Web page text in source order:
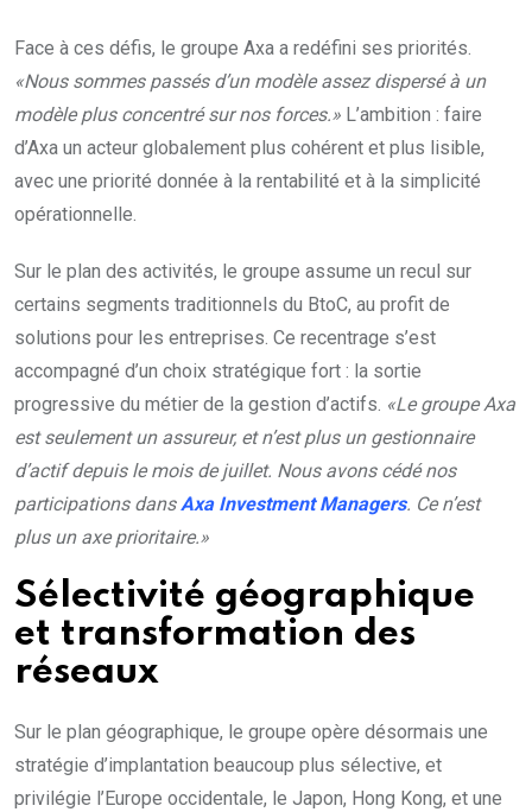
Face à ces défis, le groupe Axa a redéfini ses priorités.
«Nous sommes passés d’un modèle assez dispersé à un
modèle plus concentré sur nos forces.» L’ambition : faire
d’Axa un acteur globalement plus cohérent et plus lisible,
avec une priorité donnée à la rentabilité et à la simplicité
opérationnelle.
Sur le plan des activités, le groupe assume un recul sur
certains segments traditionnels du BtoC, au profit de
solutions pour les entreprises. Ce recentrage s’est
accompagné d’un choix stratégique fort : la sortie
progressive du métier de la gestion d’actifs. «Le groupe Axa
est seulement un assureur, et n’est plus un gestionnaire
d’actif depuis le mois de juillet. Nous avons cédé nos
participations dansAxa Investment Managers. Ce n’est
plus un axe prioritaire.»
Sélectivité géographique
et transformation des
réseaux
Sur le plan géographique, le groupe opère désormais une
stratégie d’implantation beaucoup plus sélective, et
privilégie l’Europe occidentale, le Japon, Hong Kong, et une